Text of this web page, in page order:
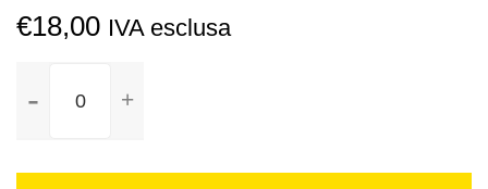
€18,00 IVA esclusa
Cerchi
quantità